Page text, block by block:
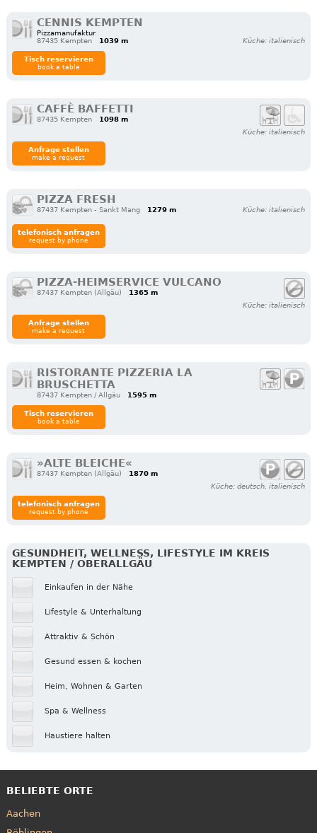
CENNIS KEMPTEN
Pizzamanufaktur
87435 Kempten
1039 m Küche: italienisch
Tisch reservieren
book a table
CAFFÈ BAFFETTI
87435 Kempten
1098 m
Küche: italienisch
Anfrage stellen
make a request
PIZZA FRESH
87437 Kempten - Sankt Mang 1279 m Küche: italienisch
telefonisch anfragen
request by phone
PIZZA-HEIMSERVICE VULCANO
87437 Kempten (Allgäu)
1365 m
Küche: italienisch
Anfrage stellen
make a request
RISTORANTE PIZZERIA LA
BRUSCHETTA
87437 Kempten / Allgäu 1595 m
Tisch reservieren
book a table
»ALTE BLEICHE«
87437 Kempten (Allgäu)
1870 m
Küche: deutsch, italienisch
telefonisch anfragen
request by phone
GESUNDHEIT, WELLNESS, LIFESTYLE IM KREIS
KEMPTEN / OBERALLGÄU
Einkaufen in der Nähe
Lifestyle & Unterhaltung
Attraktiv & Schön
Gesund essen & kochen
Heim, Wohnen & Garten
Spa & Wellness
Haustiere halten
BELIEBTE ORTE
Aachen